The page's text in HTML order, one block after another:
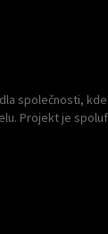
společnosti,
Projekt je